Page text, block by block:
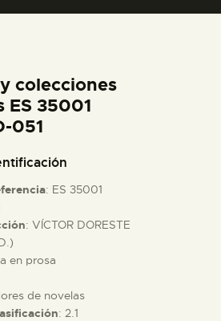
colecciones
ES 35001
051
: ES 35001
: VÍCTOR DORESTE
en prosa
de novelas
: 2.1